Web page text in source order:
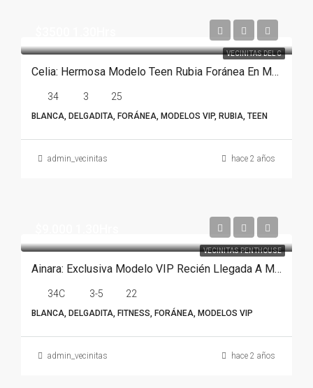
VECINITAS DEL C
Celia: Hermosa Modelo Teen Rubia Foránea En Monterrey
34 3 25
BLANCA, DELGADITA, FORÁNEA, MODELOS VIP, RUBIA, TEEN
admin_vecinitas hace 2 años
VECINITAS PENTHOUSE
Ainara: Exclusiva Modelo VIP Recién Llegada A Monterrey
34C 3-5 22
BLANCA, DELGADITA, FITNESS, FORÁNEA, MODELOS VIP
admin_vecinitas hace 2 años